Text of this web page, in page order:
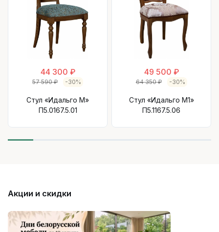
44 300 ₽
57 590 ₽ -30%
Стул «Идальго М»
П5.0167.5.01
49 500 ₽
64 350 ₽ -30%
Стул «Идальго М1»
П5.1167.5.06
Акции и скидки